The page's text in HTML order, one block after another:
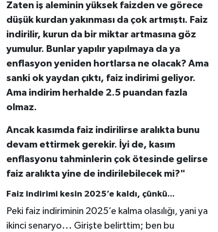
Zaten iş aleminin yüksek faizden ve görece
düşük kurdan yakınması da çok artmıştı. Faiz
indirilir, kurun da bir miktar artmasına göz
yumulur. Bunlar yapılır yapılmaya da ya
enflasyon yeniden hortlarsa ne olacak? Ama
sanki ok yaydan çıktı, faiz indirimi geliyor.
Ama indirim herhalde 2.5 puandan fazla
olmaz.
Ancak kasımda faiz indirilirse aralıkta bunu
devam ettirmek gerekir. İyi de, kasım
enflasyonu tahminlerin çok ötesinde gelirse
faiz aralıkta yine de indirilebilecek mi?"
Faiz indirimi kesin 2025’e kaldı, çünkü...
Peki faiz indiriminin 2025’e kalma olasılığı, yani ya
ikinci senaryo... Girişte belirttim; ben bu